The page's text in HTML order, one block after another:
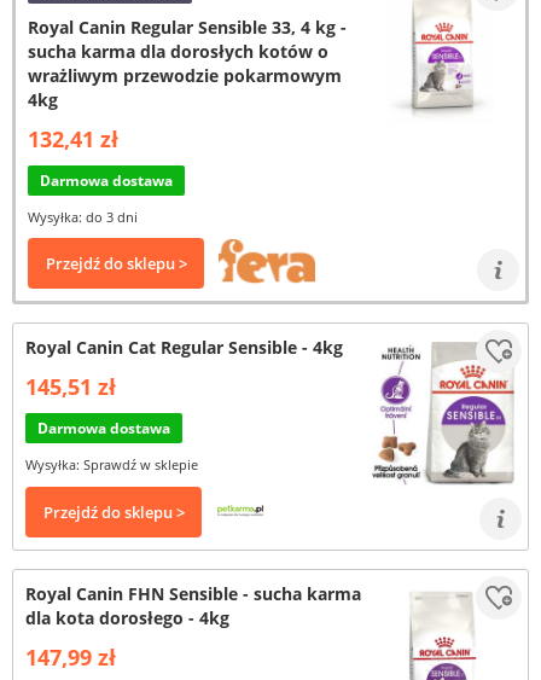
Royal Canin Regular Sensible 33, 4 kg -
sucha karma dla dorosłych kotów o
wrażliwym przewodzie pokarmowym
4kg
132,41 zł
Darmowa dostawa
Wysyłka: do 3 dni
Przejdź do sklepu >
Royal Canin Cat Regular Sensible - 4kg
145,51 zł
Darmowa dostawa
Wysyłka: Sprawdź w sklepie
Przejdź do sklepu >
Royal Canin FHN Sensible - sucha karma
dla kota dorosłego - 4kg
147,99 zł